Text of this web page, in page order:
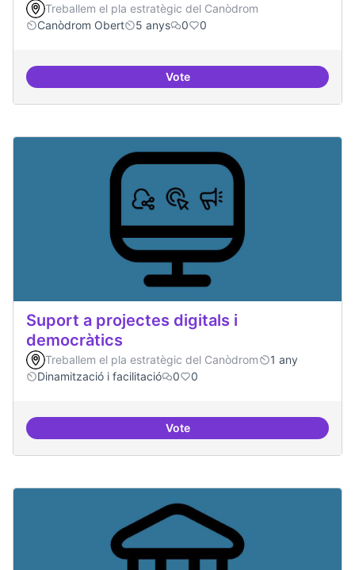
Treballem el pla estratègic del Canòdrom
Canòdrom Obert
5 anys 0 0
VoteTreball en xarxa amb projectes
Suport a projectes digitals i
democràtics
Treballem el pla estratègic del Canòdrom
1 any
Dinamització i facilitació
0 0
VoteSuport a projectes digitals i